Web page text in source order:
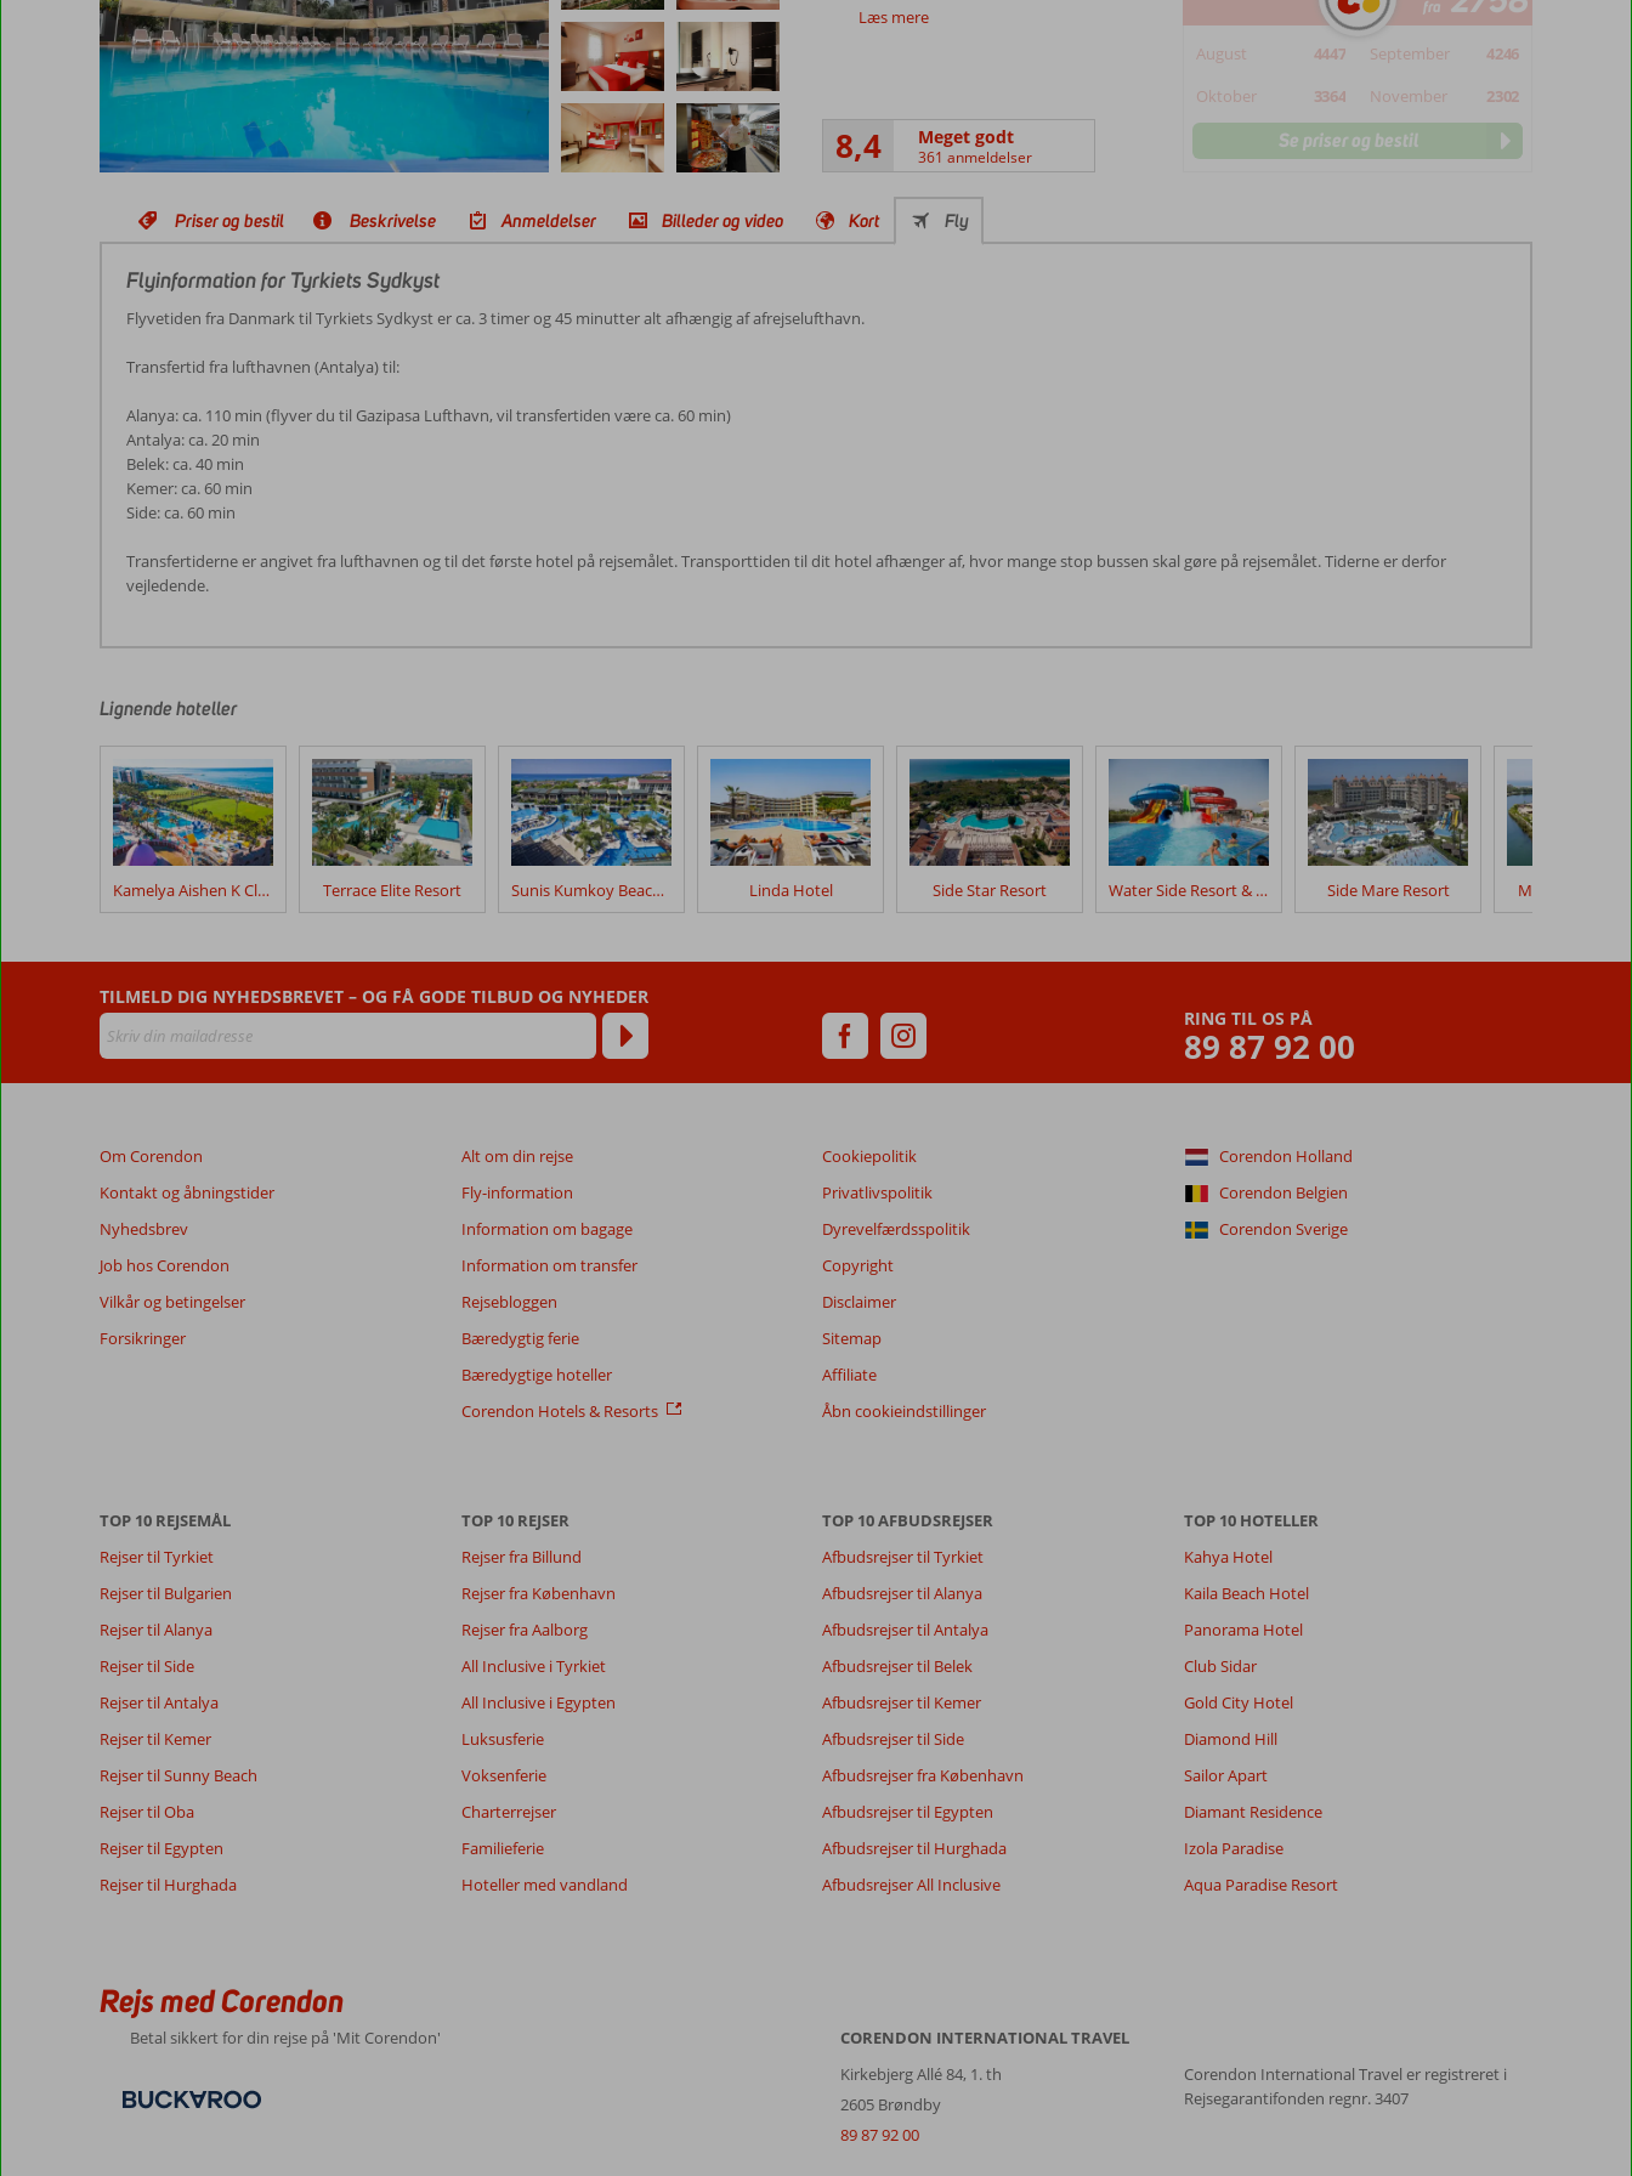
Læs mere
8,4 Meget godt
361 anmeldelser
fra
August 4447 September
4246
Oktober
3364 November 2302
Se priser og bestil
Priser og bestil Beskrivelse Anmeldelser Billeder og video Kort Fly
Flyinformation for Tyrkiets Sydkyst
Flyvetiden fra Danmark til Tyrkiets Sydkyst er ca. 3 timer og 45 minutter alt afhængig af afrejselufthavn.
Transfertid fra lufthavnen (Antalya) til:
Alanya: ca. 110 min (flyver du til Gazipasa Lufthavn, vil transfertiden være ca. 60 min)
Antalya: ca. 20 min
Belek: ca. 40 min
Kemer: ca. 60 min
Side: ca. 60 min
Transfertiderne er angivet fra lufthavnen og til det første hotel på rejsemålet. Transporttiden til dit hotel afhænger af, hvor mange stop bussen skal gøre på rejsemålet. Tiderne er derfor
vejledende.
af
efter
deres
ophold
på
der
er
ældre
end
48
måneder,
længere
for
at
sikre
relevansen
af
de
anmeldelser.
Totalscore
Baseret på:
anmeldelser
8,4
Meget
Værelserne
7,5
Børnevenlig 7,5
Vores
gæsters
anmeldelser
Filtrer rejseselskab
Sorter
7,0
Malene
14 juli 2026
Om
Skøn
mulighed
for
at
Bus
Generelt indtryk
Service
Børnevenlig 10
Lignende hoteller
Kamelya Aishen K Club Terrace Elite Resort Sunis Kumkoy Beach Resort Linda Hotel Side Star Resort Water Side Resort & Spa Side Mare Resort Marvida Family
RING TIL OS PÅ
89 87 92 00
TILMELD DIG NYHEDSBREVET – OG FÅ GODE TILBUD OG NYHEDER
Om Corendon
Kontakt og åbningstider
Nyhedsbrev
Job hos Corendon
Vilkår og betingelser
Forsikringer
Alt om din rejse
Fly-information
Information om bagage
Information om transfer
Rejsebloggen
Bæredygtig ferie
Bæredygtige hoteller
Corendon Hotels & Resorts
Cookiepolitik
Privatlivspolitik
Dyrevelfærdsspolitik
Copyright
Disclaimer
Sitemap
Affiliate
Åbn cookieindstillinger
Corendon Holland
Corendon Belgien
Corendon Sverige
TOP 10 REJSEMÅL
Rejser til Tyrkiet
Rejser til Bulgarien
Rejser til Alanya
Rejser til Side
Rejser til Antalya
Rejser til Kemer
Rejser til Sunny Beach
Rejser til Oba
Rejser til Egypten
Rejser til Hurghada
TOP 10 REJSER
Rejser fra Billund
Rejser fra København
Rejser fra Aalborg
All Inclusive i Tyrkiet
All Inclusive i Egypten
Luksusferie
Voksenferie
Charterrejser
Familieferie
Hoteller med vandland
TOP 10 AFBUDSREJSER
Afbudsrejser til Tyrkiet
Afbudsrejser til Alanya
Afbudsrejser til Antalya
Afbudsrejser til Belek
Afbudsrejser til Kemer
Afbudsrejser til Side
Afbudsrejser fra København
Afbudsrejser til Egypten
Afbudsrejser til Hurghada
Afbudsrejser All Inclusive
TOP 10 HOTELLER
Kahya Hotel
Kaila Beach Hotel
Panorama Hotel
Club Sidar
Gold City Hotel
Diamond Hill
Sailor Apart
Diamant Residence
Izola Paradise
Aqua Paradise Resort
Rejs med Corendon
Betal sikkert for din rejse på 'Mit Corendon'
CORENDON INTERNATIONAL TRAVEL
Kirkebjerg Allé 84, 1. th
2605 Brøndby
89 87 92 00
Corendon International Travel er registreret i
Rejsegarantifonden regnr. 3407